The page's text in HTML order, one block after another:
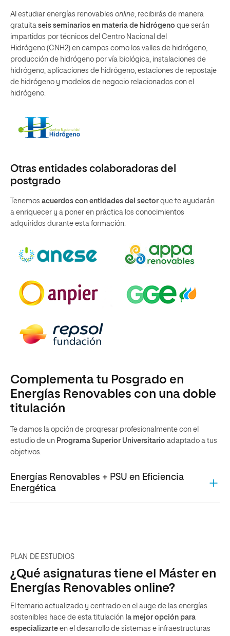
Al estudiar energías renovables online, recibirás de manera
gratuita seis seminarios en materia de hidrógeno que serán
impartidos por técnicos del Centro Nacional del
Hidrógeno (CNH2) en campos como los valles de hidrógeno,
producción de hidrógeno por vía biológica, instalaciones de
hidrógeno, aplicaciones de hidrógeno, estaciones de repostaje
de hidrógeno y modelos de negocio relacionados con el
hidrógeno.
Otras entidades colaboradoras del
postgrado
Tenemos acuerdos con entidades del sector que te ayudarán
a enriquecer y a poner en práctica los conocimientos
adquiridos durante esta formación.
Complementa tu Posgrado en
Energías Renovables con una doble
titulación
Te damos la opción de progresar profesionalmente con el
estudio de un Programa Superior Universitario adaptado a tus
objetivos.
Energías Renovables + PSU en Eficiencia
Energética
PLAN DE ESTUDIOS
¿Qué asignaturas tiene el Máster en
Energías Renovables online?
El temario actualizado y centrado en el auge de las energías
sostenibles hace de esta titulación la mejor opción para
especializarte en el desarrollo de sistemas e infraestructuras